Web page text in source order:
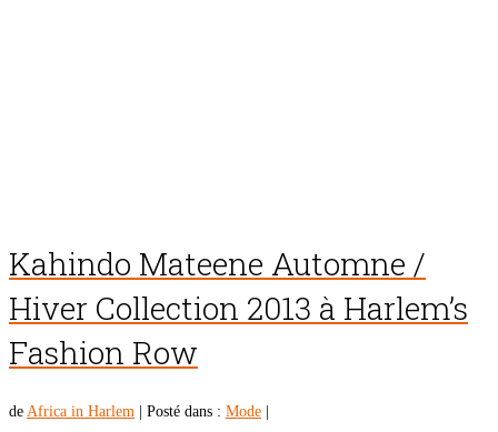
Kahindo Mateene Automne /
Hiver Collection 2013 à Harlem’s
Fashion Row
de Africa in Harlem Posté dans : Mode